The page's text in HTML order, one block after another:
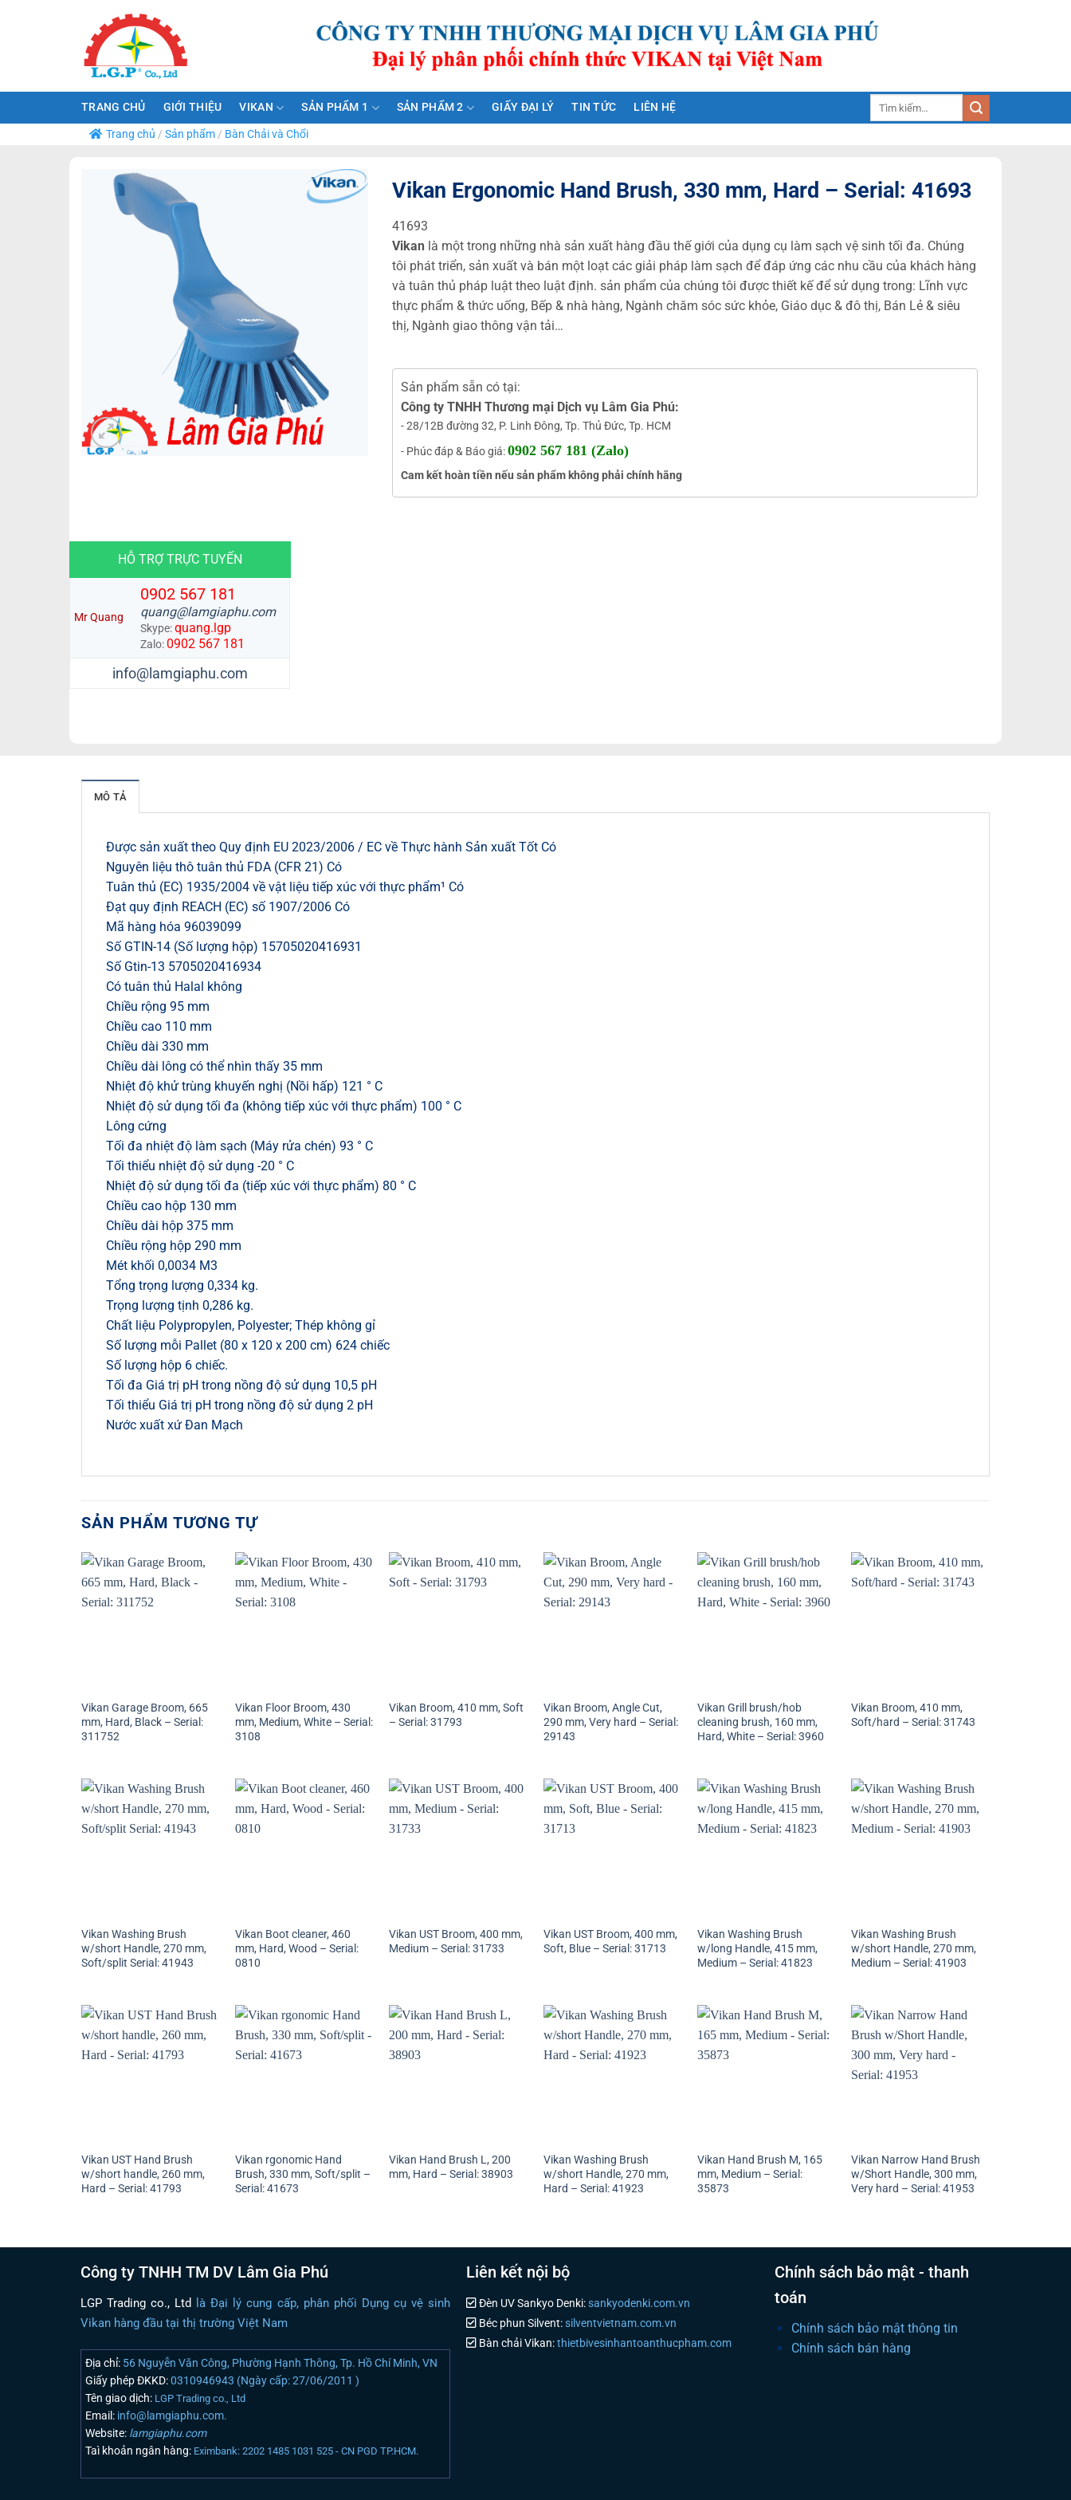
TRANG CHỦ GIỚI THIỆU VIKAN SẢN PHẨM 1 SẢN PHẨM 2 GIẤY ĐẠI LÝ TIN TỨC LIÊN HỆ
Trang chủ / Sản phẩm/ Bàn Chải và Chổi
Vikan Ergonomic Hand Brush, 330 mm, Hard – Serial: 41693
41693
Vikan là một trong những nhà sản xuất hàng đầu thế giới của dụng cụ làm sạch vệ sinh tối đa. Chúng
tôi phát triển, sản xuất và bán một loạt các giải pháp làm sạch để đáp ứng các nhu cầu của khách hàng
và tuân thủ pháp luật theo luật định. sản phẩm của chúng tôi được thiết kế để sử dụng trong: Lĩnh vực
thực phẩm & thức uống, Bếp & nhà hàng, Ngành chăm sóc sức khỏe, Giáo dục & đô thị, Bán Lẻ & siêu
thị, Ngành giao thông vận tải…
Sản phẩm sẵn có tại:
Công ty TNHH Thương mại Dịch vụ Lâm Gia Phú:
- 28/12B đường 32, P. Linh Đông, Tp. Thủ Đức, Tp. HCM
- Phúc đáp & Báo giá:0902 567 181 (Zalo)
Cam kết hoàn tiền nếu sản phẩm không phải chính hãng
HỖ TRỢ TRỰC TUYẾN
Mr Quang
0902 567 181
quang@lamgiaphu.com
Skype:quang.lgp
Zalo:0902 567 181
info@lamgiaphu.com
MÔ TẢ
Được sản xuất theo Quy định EU 2023/2006 / EC về Thực hành Sản xuất Tốt Có
Nguyên liệu thô tuân thủ FDA (CFR 21) Có
Tuân thủ (EC) 1935/2004 về vật liệu tiếp xúc với thực phẩm¹ Có
Đạt quy định REACH (EC) số 1907/2006 Có
Mã hàng hóa 96039099
Số GTIN-14 (Số lượng hộp) 15705020416931
Số Gtin-13 5705020416934
Có tuân thủ Halal không
Chiều rộng 95 mm
Chiều cao 110 mm
Chiều dài 330 mm
Chiều dài lông có thể nhìn thấy 35 mm
Nhiệt độ khử trùng khuyến nghị (Nồi hấp) 121 ° C
Nhiệt độ sử dụng tối đa (không tiếp xúc với thực phẩm) 100 ° C
Lông cứng
Tối đa nhiệt độ làm sạch (Máy rửa chén) 93 ° C
Tối thiểu nhiệt độ sử dụng -20 ° C
Nhiệt độ sử dụng tối đa (tiếp xúc với thực phẩm) 80 ° C
Chiều cao hộp 130 mm
Chiều dài hộp 375 mm
Chiều rộng hộp 290 mm
Mét khối 0,0034 M3
Tổng trọng lượng 0,334 kg.
Trọng lượng tịnh 0,286 kg.
Chất liệu Polypropylen, Polyester; Thép không gỉ
Số lượng mỗi Pallet (80 x 120 x 200 cm) 624 chiếc
Số lượng hộp 6 chiếc.
Tối đa Giá trị pH trong nồng độ sử dụng 10,5 pH
Tối thiểu Giá trị pH trong nồng độ sử dụng 2 pH
Nước xuất xứ Đan Mạch
SẢN PHẨM TƯƠNG TỰ
Vikan Garage Broom, 665
mm, Hard, Black – Serial:
311752
Vikan Floor Broom, 430
mm, Medium, White – Serial:
3108
Vikan Broom, 410 mm, Soft
– Serial: 31793
Vikan Broom, Angle Cut,
290 mm, Very hard – Serial:
29143
Vikan Grill brush/hob
cleaning brush, 160 mm,
Hard, White – Serial: 3960
Vikan Broom, 410 mm,
Soft/hard – Serial: 31743
Vikan Washing Brush
w/short Handle, 270 mm,
Soft/split Serial: 41943
Vikan Boot cleaner, 460
mm, Hard, Wood – Serial:
0810
Vikan UST Broom, 400 mm,
Medium – Serial: 31733
Vikan UST Broom, 400 mm,
Soft, Blue – Serial: 31713
Vikan Washing Brush
w/long Handle, 415 mm,
Medium – Serial: 41823
Vikan Washing Brush
w/short Handle, 270 mm,
Medium – Serial: 41903
Vikan UST Hand Brush
w/short handle, 260 mm,
Hard – Serial: 41793
Vikan rgonomic Hand
Brush, 330 mm, Soft/split –
Serial: 41673
Vikan Hand Brush L, 200
mm, Hard – Serial: 38903
Vikan Washing Brush
w/short Handle, 270 mm,
Hard – Serial: 41923
Vikan Hand Brush M, 165
mm, Medium – Serial:
35873
Vikan Narrow Hand Brush
w/Short Handle, 300 mm,
Very hard – Serial: 41953
Công ty TNHH TM DV Lâm Gia Phú
LGP Trading co., Ltd là Đại lý cung cấp, phân phối Dụng cụ vệ sinh
Vikan hàng đầu tại thị trường Việt Nam
Địa chỉ:56 Nguyễn Văn Công, Phường Hạnh Thông, Tp. Hồ Chí Minh, VN
Giấy phép ĐKKD:0310946943 (Ngày cấp: 27/06/2011 )
Tên giao dịch: LGP Trading co., Ltd
Email:info@lamgiaphu.com.
Website:lamgiaphu.com
Taì khoản ngân hàng: Eximbank: 2202 1485 1031 525 - CN PGD TP.HCM.
Liên kết nội bộ
Đèn UV Sankyo Denki:sankyodenki.com.vn
Béc phun Silvent:silventvietnam.com.vn
Bàn chải Vikan:thietbivesinhantoanthucpham.com
Chính sách bảo mật - thanh
toán
Chính sách bảo mật thông tin
Chính sách bán hàng